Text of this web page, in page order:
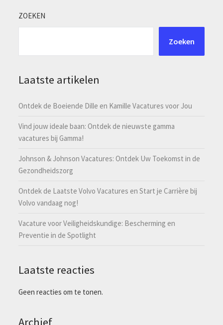
ZOEKEN
Zoeken
Laatste artikelen
Ontdek de Boeiende Dille en Kamille Vacatures voor Jou
Vind jouw ideale baan: Ontdek de nieuwste gamma
vacatures bij Gamma!
Johnson & Johnson Vacatures: Ontdek Uw Toekomst in de
Gezondheidszorg
Ontdek de Laatste Volvo Vacatures en Start je Carrière bij
Volvo vandaag nog!
Vacature voor Veiligheidskundige: Bescherming en
Preventie in de Spotlight
Laatste reacties
Geen reacties om te tonen.
Archief